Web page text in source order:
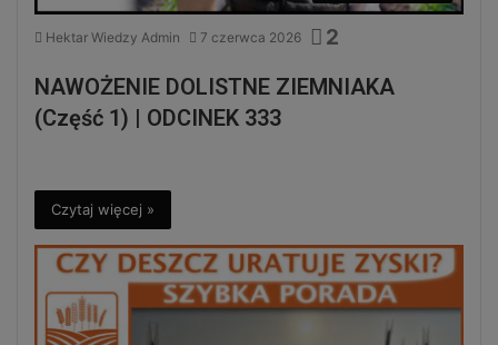
Hektar Wiedzy Admin 7 czerwca 2026 2
NAWOŻENIE DOLISTNE ZIEMNIAKA
(Część 1) | ODCINEK 333
Czytaj więcej »